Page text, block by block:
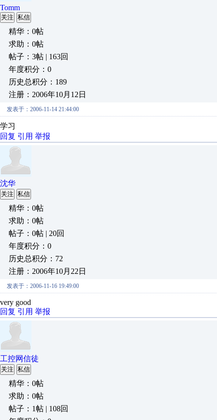
Tomm
关注 私信
精华：0帖
求助：0帖
帖子：3帖 | 163回
年度积分：0
历史总积分：189
注册：2006年10月12日
发表于：2006-11-14 21:44:00
学习
回复 引用 举报
沈华
关注 私信
精华：0帖
求助：0帖
帖子：0帖 | 20回
年度积分：0
历史总积分：72
注册：2006年10月22日
发表于：2006-11-16 19:49:00
very good
回复 引用 举报
工控网信徒
关注 私信
精华：0帖
求助：0帖
帖子：1帖 | 108回